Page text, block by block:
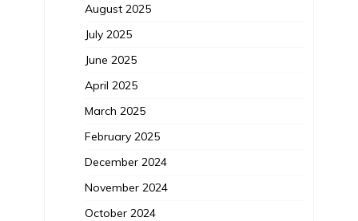
August 2025
July 2025
June 2025
April 2025
March 2025
February 2025
December 2024
November 2024
October 2024